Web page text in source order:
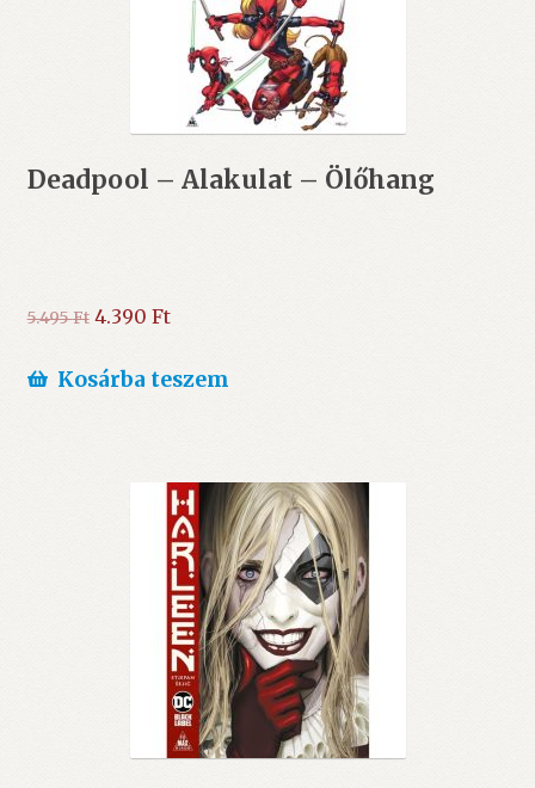
Deadpool – Alakulat – Ölőhang
5.495Ft Original
was:
4.390 FtCurrent
is:
Kosárba teszem